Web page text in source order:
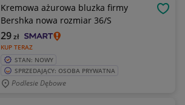
Kremowa ażurowa bluzka firmy
Bershka nowa rozmiar 36/S
KUP TERAZ
29zł
STAN: NOWY
SPRZEDAJĄCY: OSOBA PRYWATNA
Podlesie Dębowe